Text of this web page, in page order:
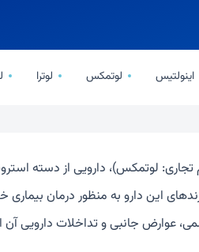
اینولتیس لوتمکس لوترا
تجاری: لوتمکس)، دارویی از دسته
این دارو به منظور درمان بیماری
عوارض جانبی و تداخلات دارویی آن